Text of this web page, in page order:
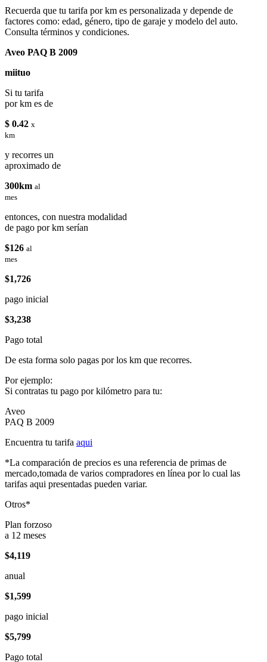
Recuerda que tu tarifa por km es personalizada y depende de
factores como: edad, género, tipo de garaje y modelo del auto.
Consulta términos y condiciones.
Aveo PAQ B 2009
miituo
Si tu tarifa
por km es de
$ 0.42 x
km
y recorres un
aproximado de
300km al
mes
entonces, con nuestra modalidad
de pago por km serían
$126 al
mes
$1,726
pago inicial
$3,238
Pago total
De esta forma solo pagas por los km que recorres.
Por ejemplo:
Si contratas tu pago por kilómetro para tu:
Aveo
PAQ B 2009
Encuentra tu tarifa aqui
*La comparación de precios es una referencia de primas de
mercado,tomada de varios compradores en línea por lo cual las
tarifas aqui presentadas pueden variar.
Otros*
Plan forzoso
a 12 meses
$4,119
anual
$1,599
pago inicial
$5,799
Pago total